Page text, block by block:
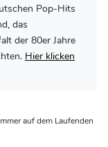
Pop-Hits
das
der 80er Jahre
Hier klicken
auf dem Laufenden